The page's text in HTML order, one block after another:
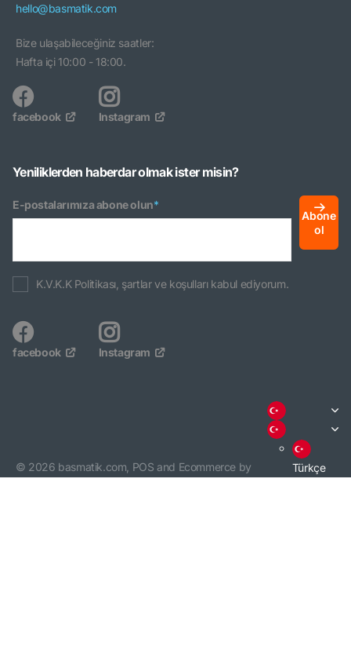
hello@basmatik.com
Bize ulaşabileceğiniz saatler:
Hafta içi 10:00 - 18:00.
facebook Instagram
Yeniliklerden haberdar olmak ister misin?
E-postalarımıza abone olun*
Abone
ol
K.V.K.K Politikası, şartlar ve koşulları kabul ediyorum.
facebook Instagram
© 2026 basmatik.com, POS and Ecommerce by
Türkçe